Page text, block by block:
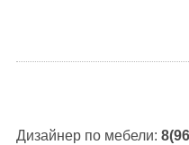
Дизайнер по мебели: